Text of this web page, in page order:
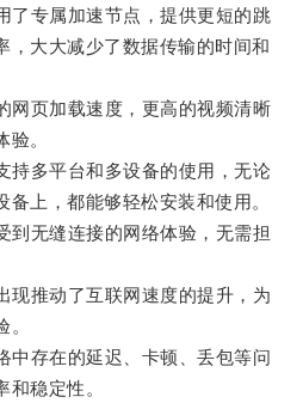
专属加速节点，提供更短的跳
，大大减少了数据传输的时间和
页加载速度，更高的视频清晰
。
多平台和多设备的使用，无论
上，都能够轻松安装和使用。
无缝连接的网络体验，无需担
推动了互联网速度的提升，为
存在的延迟、卡顿、丢包等问
稳定性。